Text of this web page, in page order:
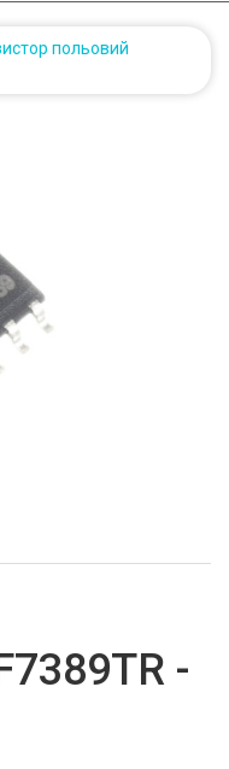
польовий
-